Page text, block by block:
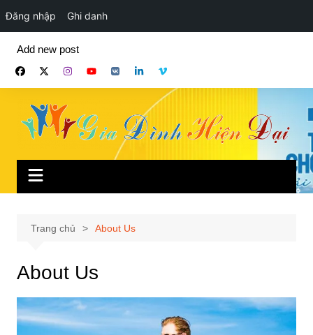
Đăng nhập Ghi danh
phần
Add new post
Trang chủ About Us
About Us